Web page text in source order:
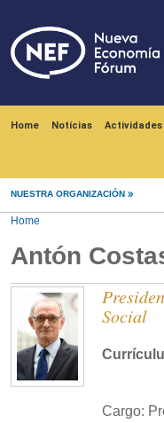
Home Notícias Actividades
NUESTRA ORGANIZACIÓN
Home
Antón
Social
Cargo: